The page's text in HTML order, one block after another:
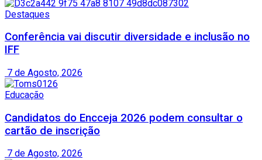
Destaques
Conferência vai discutir diversidade e inclusão no
IFF
7 de Agosto, 2026
Educação
Candidatos do Encceja 2026 podem consultar o
cartão de inscrição
7 de Agosto, 2026